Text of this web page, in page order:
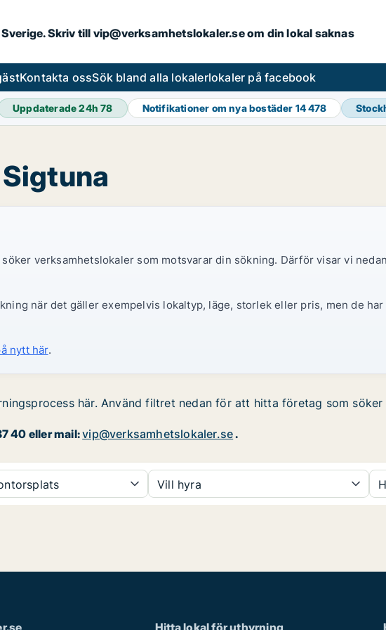
Skriv till vip@verksamhetslokaler.se om din lokal saknas
Kontakta ossSök bland alla lokalerlokaler på facebook
Uppdaterade 24h78 Notifikationer om nya bostäder 14 478
verksamhetslokaler som motsvarar din sökning. Därför visar vi
när det gäller exempelvis lokaltyp, läge, storlek eller pris, men de
nytt här.
här. Använd filtret nedan för att hitta företag som
40 eller mail:vip@verksamhetslokaler.se.
Vill hyra
Hitta lokal för uthyrning